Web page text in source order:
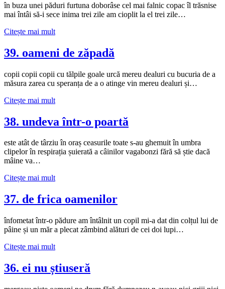
în buza unei păduri furtuna doborâse cel mai falnic copac îl trăsnise
mai întâi să-i sece inima trei zile am cioplit la el trei zile…
Citește mai mult40.
lovitură
de
39. oameni de zăpadă
copii copii copii cu tălpile goale urcă mereu dealuri cu bucuria de a
măsura zarea cu speranța de a o atinge vin mereu dealuri și…
Citește mai mult39.
de
zăpadă
38. undeva într-o poartă
este atât de târziu în oraș ceasurile toate s-au ghemuit în umbra
clipelor în respirația șuierată a câinilor vagabonzi fără să știe dacă
mâine va…
Citește mai mult38.
într-
o
37. de frica oamenilor
înfometat într-o pădure am întâlnit un copil mi-a dat din colțul lui de
pâine și un măr a plecat zâmbind alături de cei doi lupi…
Citește mai mult37.
frica
oamenilor
36. ei nu știuseră